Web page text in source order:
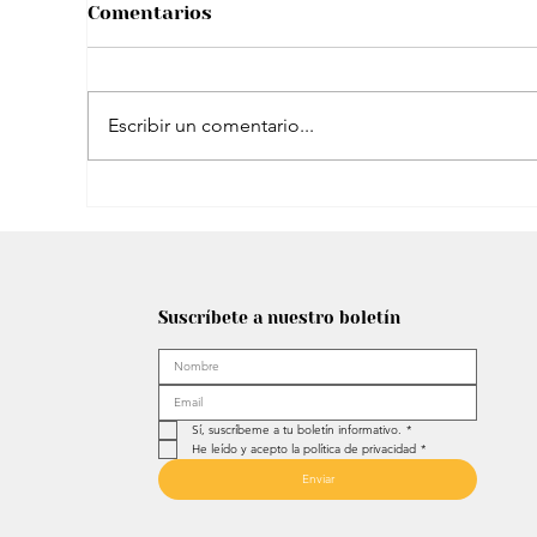
transmisión con Westcol
Comentarios
Escribir un comentario...
Suscríbete a nuestro boletín
Sí, suscríbeme a tu boletín informativo. *
He leído y acepto la política de privacidad *
Enviar